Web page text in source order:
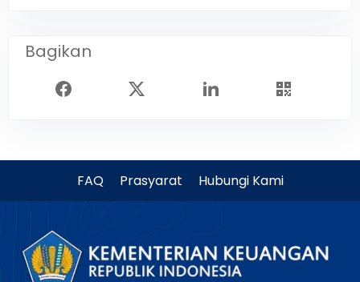
Bagikan
FAQ Prasyarat Hubungi Kami